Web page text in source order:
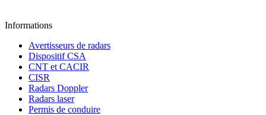
Informations
Avertisseurs de radars
Dispositif CSA
CNT et CACIR
CISR
Radars Doppler
Radars laser
Permis de conduire